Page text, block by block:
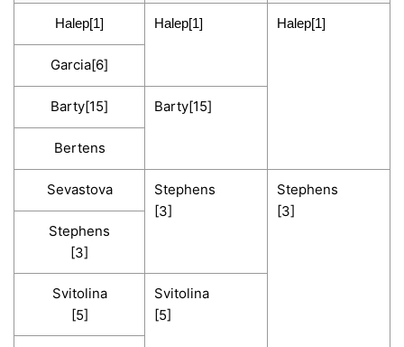
Halep[1] Halep[1] Halep[1]
Garcia[6]
Barty[15] Barty[15]
Bertens
Sevastova
Stephens
[3]
Stephens
[3]
Stephens
[3]
Svitolina
[5]
Svitolina
[5]